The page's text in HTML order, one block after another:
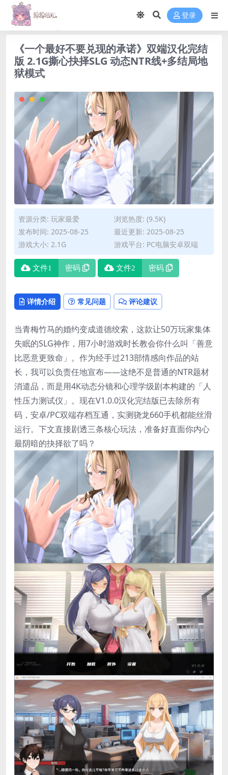
登录
《一个最好不要兑现的承诺》双端汉化完结
版 2.1G撕心抉择SLG 动态NTR线+多结局地
狱模式
资源分类: 玩家最爱
浏览热度: (9.5K)
发布时间: 2025-08-25
最近更新: 2025-08-25
游戏大小: 2.1G
游戏平台: PC电脑安卓双端
文件1 密码 文件2 密码
详情介绍 常见问题 评论建议
当青梅竹马的婚约变成道德绞索，这款让50万玩家集体
失眠的SLG神作，用7小时游戏时长教会你什么叫「善意
比恶意更致命」。作为经手过213部情感向作品的站
长，我可以负责任地宣布——这绝不是普通的NTR题材
消遣品，而是用4K动态分镜和心理学级剧本构建的「人
性压力测试仪」。现在V1.0.0汉化完结版已去除所有
码，安卓/PС双端存档互通，实测骁龙660手机都能丝滑
运行。下文直接剧透三条核心玩法，准备好直面你内心
最阴暗的抉择欲了吗？